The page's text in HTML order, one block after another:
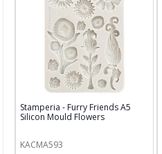
Stamperia - Furry Friends A5
Silicon Mould Flowers
KACMA593